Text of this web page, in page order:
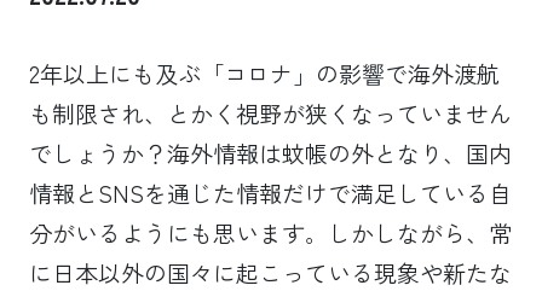
2年以上にも及ぶ「コロナ」の影響で海外渡航
も制限され、とかく視野が狭くなっていません
でしょうか？海外情報は蚊帳の外となり、国内
情報とSNSを通じた情報だけで満足している自
分がいるようにも思います。しかしながら、常
に日本以外の国々に起こっている現象や新たな